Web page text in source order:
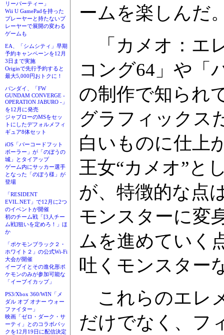
リーパーティー」
Wii U GamePadを持った
プレーヤーと持たないプ
レーヤーで展開の変わる
ゲームも
EA、「シムシティ」早期
予約キャンペーンを12月
3日まで実施
Originで先行予約すると
最大5,000円おトクに！
バンダイ、「FW
GUNDAM CONVERGE -
OPERATION JABURO -」
を12月に発売
ジャブローのMSをセッ
トにしたデフォルメフィ
ギュア8体セット
iOS「バーコードフット
ボーラー」が「のぼうの
城」とタイアップ
ゲーム内にサッカー選手
となった「のぼう様」が
登場
「RESIDENT
EVIL.NET」で12月に2つ
のイベントが開催
初のチーム戦「[3人チー
ム戦]狙いを定めろ！」ほ
か
「ポケモンブラック２・
ホワイト２」の公式Wi-Fi
大会が開催
イーブイとその進化形ポ
ケモンのみが参加可能な
「イーブイカップ」
PS3/Xbox 360/WIN「メ
ダル オブ オナー ウォー
ファイター」
映画「ゼロ・ダーク・サ
ーティ」とのコラボパッ
クを12月19日に配信決定
ームを楽しんだ
「カメオ：エ
コング64」や「
の制作で知られ
グラフィックス
白いものに仕上
王女“カメオ”と
が、特徴的な点
モンスターに変
ムを進めていく
吐くモンスター
これらのエレ
だけでなく、フ